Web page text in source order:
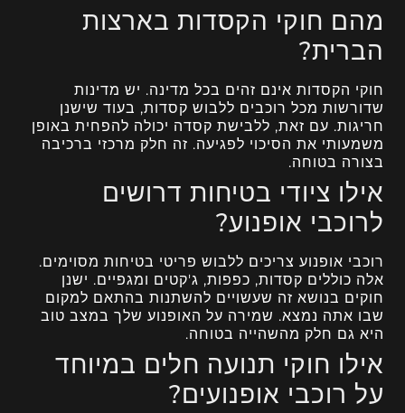
מהם חוקי הקסדות בארצות
הברית?
חוקי הקסדות אינם זהים בכל מדינה. יש מדינות
שדורשות מכל רוכבים ללבוש קסדות, בעוד שישנן
חריגות. עם זאת, ללבישת קסדה יכולה להפחית באופן
משמעותי את הסיכוי לפגיעה. זה חלק מרכזי ברכיבה
בצורה בטוחה.
אילו ציודי בטיחות דרושים
לרוכבי אופנוע?
רוכבי אופנוע צריכים ללבוש פריטי בטיחות מסוימים.
אלה כוללים קסדות, כפפות, ג'קטים ומגפיים. ישנן
חוקים בנושא זה שעשויים להשתנות בהתאם למקום
שבו אתה נמצא. שמירה על האופנוע שלך במצב טוב
היא גם חלק מהשהייה בטוחה.
אילו חוקי תנועה חלים במיוחד
על רוכבי אופנועים?